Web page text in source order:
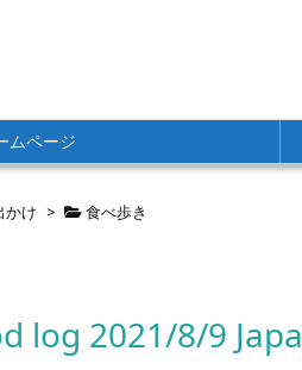
ムページ
かけ > 食べ歩き
log 2021/8/9